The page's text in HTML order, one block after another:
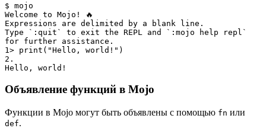
$ mojo
Welcome to Mojo! 🔥
Expressions are delimited by a blank line.
Type `:quit` to exit the REPL and `:mojo help repl`
for further assistance.
1> print("Hello, world!")
2.
Hello, world!
Объявление функций в Mojo
Функции в Mojo могут быть объявлены с помощью fn или
def.